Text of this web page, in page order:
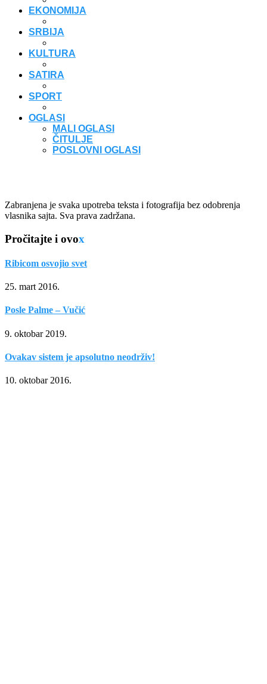
EKONOMIJA
SRBIJA
KULTURA
SATIRA
SPORT
OGLASI
MALI OGLASI
ČITULJE
POSLOVNI OGLASI
Zabranjena je svaka upotreba teksta i fotografija bez odobrenja
vlasnika sajta. Sva prava zadržana.
Pročitajte i ovox
Ribicom osvojio svet
25. mart 2016.
Posle Palme – Vučić
9. oktobar 2019.
Ovakav sistem je apsolutno neodrživ!
10. oktobar 2016.